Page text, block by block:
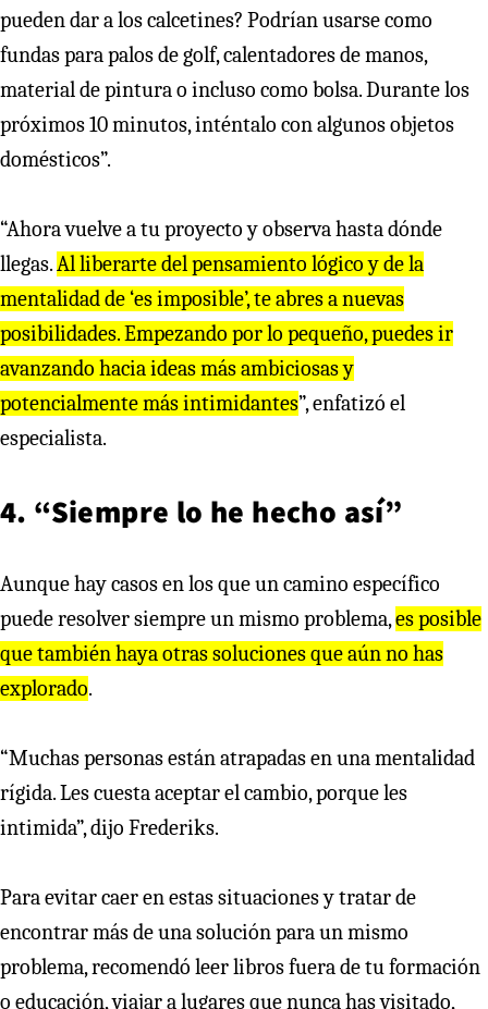
pueden dar a los calcetines? Podrían usarse como
fundas para palos de golf, calentadores de manos,
material de pintura o incluso como bolsa. Durante los
próximos 10 minutos, inténtalo con algunos objetos
domésticos”.
“Ahora vuelve a tu proyecto y observa hasta dónde
llegas.Al liberarte del pensamiento lógico y de la
mentalidad de ‘es imposible’, te ​​abres a nuevas
posibilidades. Empezando por lo pequeño, puedes ir
avanzando hacia ideas más ambiciosas y
potencialmente más intimidantes”, enfatizó el
especialista.
4. “Siempre lo he hecho así”
Aunque hay casos en los que un camino específico
puede resolver siempre un mismo problema,es posible
que también haya otras soluciones que aún no has
explorado.
“Muchas personas están atrapadas en una mentalidad
rígida. Les cuesta aceptar el cambio, porque les
intimida”, dijo Frederiks.
Para evitar caer en estas situaciones y tratar de
encontrar más de una solución para un mismo
problema, recomendó leer libros fuera de tu formación
o educación, viajar a lugares que nunca has visitado,